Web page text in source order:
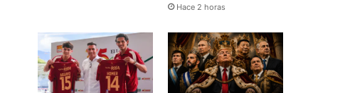
Hace 2 horas